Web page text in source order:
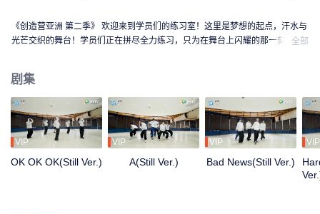
《创造营亚洲 第二季》 欢迎来到学员们的练习室！这里是梦想的起点，汗水与
光芒交织的舞台！学员们正在拼尽全力练习，只为在舞台上闪耀的那一刻。从
全部
剧集
VIP
OK OK OK(Still Ver.)
VIP
A(Still Ver.)
VIP
Bad News(Still Ver.)
VIP